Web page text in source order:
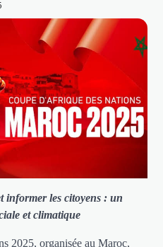
informer les citoyens : un
et climatique
2025, organisée au Maroc,